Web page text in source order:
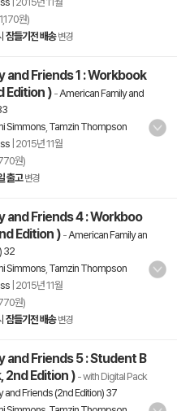
원)
잠들기전 배송 변경
and Friends 1 : Workbook
Edition ) -American Family and
Simmons Tamzin Thompson
2015년 11월
원)
출고 변경
and Friends 4 : Workboo
Edition ) -American Family an
32
Simmons Tamzin Thompson
2015년 11월
원)
잠들기전 배송 변경
and Friends 5 : Student B
2nd Edition )- with Digital Pack
and Friends (2nd Edition) 37